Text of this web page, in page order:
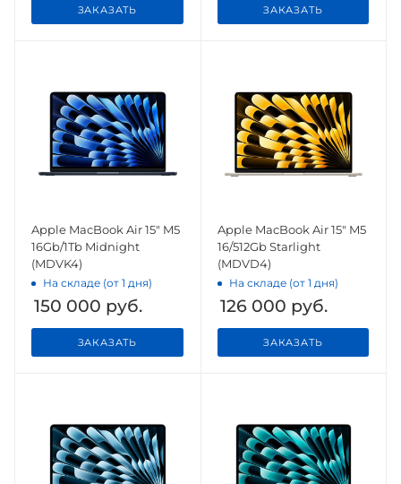
ЗАКАЗАТЬ ЗАКАЗАТЬ
Apple MacBook Air 15" M5
16Gb/1Tb Midnight
(MDVK4)
На складе (от 1 дня)
150 000 руб.
ЗАКАЗАТЬ
Apple MacBook Air 15" M5
16/512Gb Starlight
(MDVD4)
На складе (от 1 дня)
126 000 руб.
ЗАКАЗАТЬ